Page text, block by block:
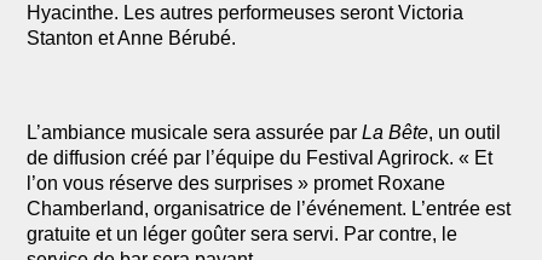
Hyacinthe. Les autres performeuses seront Victoria
Stanton et Anne Bérubé.
L’ambiance musicale sera assurée parLa Bête, un outil
de diffusion créé par l’équipe du Festival Agrirock. « Et
l’on vous réserve des surprises » promet Roxane
Chamberland, organisatrice de l’événement. L’entrée est
gratuite et un léger goûter sera servi. Par contre, le